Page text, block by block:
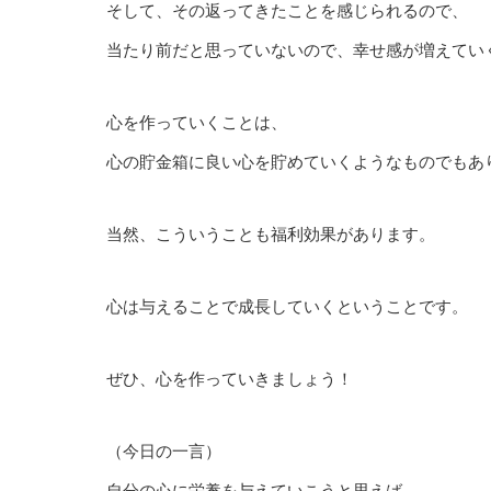
そして、その返ってきたことを感じられるので、
当たり前だと思っていないので、幸せ感が増えてい
心を作っていくことは、
心の貯金箱に良い心を貯めていくようなものでもあ
当然、こういうことも福利効果があります。
心は与えることで成長していくということです。
ぜひ、心を作っていきましょう！
（今日の一言）